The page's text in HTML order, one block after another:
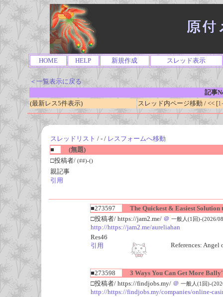
HOME HELP 新規作成 スレッド表示
＜一覧表示に戻る
記事
(最新レス5件表示)
スレッド内ページ移動 / << [
スレッドリスト / - / レスフォームへ移動
■
(無題)
□投稿者/ (##)-()
親記事
引用
■273597
The Quickest & Easiest Solution
□投稿者/ https://jam2.me/ ＠ 一般人(1回)-(2026/
http://https://jam2.me/aureliahan
Res46
引用
References:
■273598
3 Ways You Can Get More
□投稿者/ https://findjobs.my/ ＠ 一般人(1回)-
http://https://findjobs.my/companies/online-